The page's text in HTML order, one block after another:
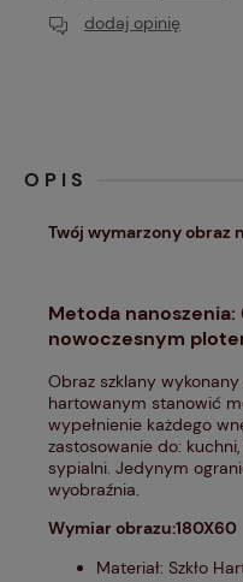
dodaj opinię
OPIS
Twój wymarzony obraz
Metoda
nowoczesnym
Obraz szklany
hartowanym stanowić
wypełnienie każdego
zastosowanie do:
sypialni. Jedynym
wyobraźnia.
Wymiar obrazu:180X60
Materiał: Szkło